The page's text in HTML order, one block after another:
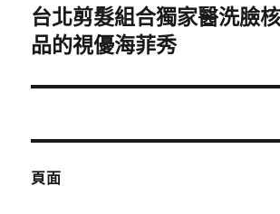
下
一
文
台北剪髮組合獨家醫洗臉
品的視優海菲秀
頁面